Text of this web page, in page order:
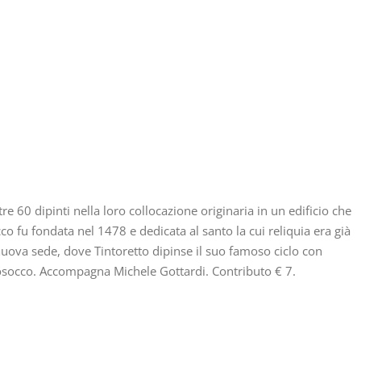
60 dipinti nella loro collocazione originaria in un edificio che
fu fondata nel 1478 e dedicata al santo la cui reliquia era già
sede, dove Tintoretto dipinse il suo famoso ciclo con
Accompagna Michele Gottardi. Contributo € 7.